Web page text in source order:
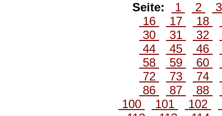
Seite: 1 2
16
17 18
30
31 32
44
45 46
58
59 60
72
73 74
86
87 88
100
101 102